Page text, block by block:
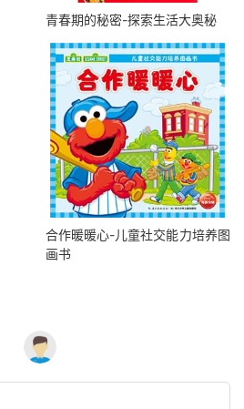
青春期的秘密-探索生活大奥秘
合作暖暖心-儿童社交能力培养图
画书